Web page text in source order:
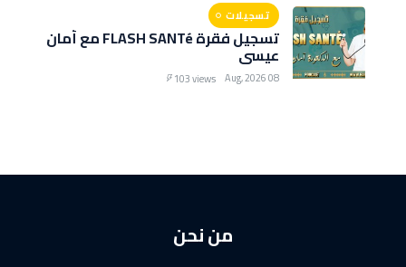
تسجيلات
تسجيل فقرة FLASH SANTé مع أمان
عيسى
08 Aug, 2026
103 views
من نحن